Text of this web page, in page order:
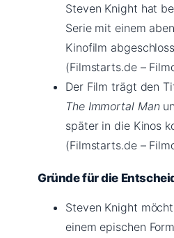
Steven Knight hat
Serie mit einem
Kinofilm
(Filmstarts.de –
Der Film trägt den
The Immortal Man
später in die Kinos
(Filmstarts.de –
Gründe für die
Steven Knight
einem epischen